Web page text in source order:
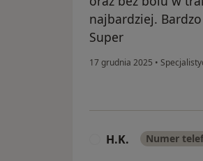
najbardziej.
Super
17 grudnia 2025 •
H.K. Numer